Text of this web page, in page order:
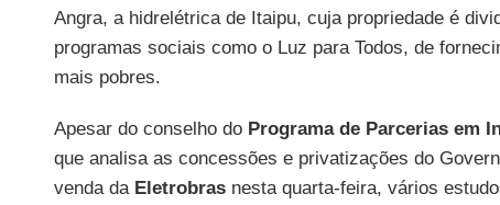
Angra, a hidrelétrica de Itaipu, cuja propriedade é
programas sociais como o Luz para Todos, de
mais pobres.
Apesar do conselho do Programa de Parcerias em
que analisa as concessões e privatizações do
venda da Eletrobrasnesta quarta-feira, vários